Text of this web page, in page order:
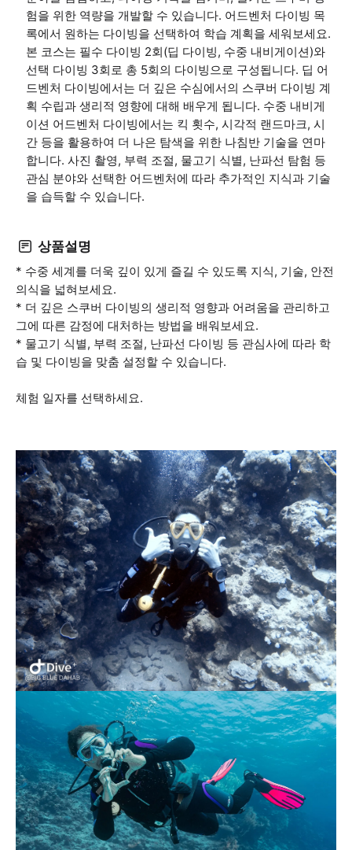
험을 위한 역량을 개발할 수 있습니다. 어드벤처 다이빙 목
록에서 원하는 다이빙을 선택하여 학습 계획을 세워보세요.
본 코스는 필수 다이빙 2회(딥 다이빙, 수중 내비게이션)와
선택 다이빙 3회로 총 5회의 다이빙으로 구성됩니다. 딥 어
드벤처 다이빙에서는 더 깊은 수심에서의 스쿠버 다이빙 계
획 수립과 생리적 영향에 대해 배우게 됩니다. 수중 내비게
이션 어드벤처 다이빙에서는 킥 횟수, 시각적 랜드마크, 시
간 등을 활용하여 더 나은 탐색을 위한 나침반 기술을 연마
합니다. 사진 촬영, 부력 조절, 물고기 식별, 난파선 탐험 등
관심 분야와 선택한 어드벤처에 따라 추가적인 지식과 기술
을 습득할 수 있습니다.
상품설명
* 수중 세계를 더욱 깊이 있게 즐길 수 있도록 지식, 기술, 안전
의식을 넓혀보세요.
* 더 깊은 스쿠버 다이빙의 생리적 영향과 어려움을 관리하고
그에 따른 감정에 대처하는 방법을 배워보세요.
* 물고기 식별, 부력 조절, 난파선 다이빙 등 관심사에 따라 학
습 및 다이빙을 맞춤 설정할 수 있습니다.
체험 일자를 선택하세요.